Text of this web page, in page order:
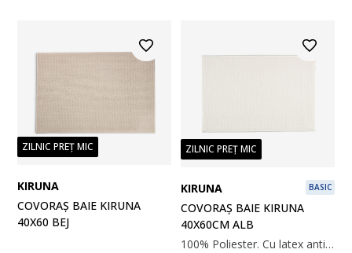
ZILNIC PREȚ MIC
KIRUNA
COVORAȘ BAIE KIRUNA
40X60 BEJ
ZILNIC PREȚ MIC
KIRUNA BASIC
COVORAȘ BAIE KIRUNA
40X60CM ALB
100% Poliester. Cu latex antiderapant. 40x60 cm